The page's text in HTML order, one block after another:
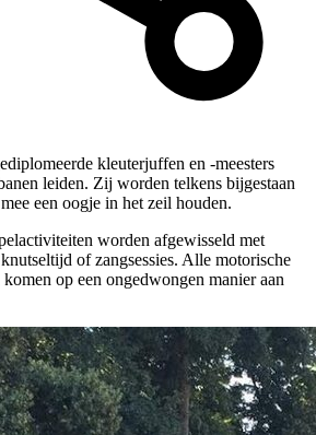
kleuterjuffen en -meesters
leiden. Zij worden telkens bijgestaan
een oogje in het zeil houden.
worden afgewisseld met
of zangsessies. Alle motorische
op een ongedwongen manier aan